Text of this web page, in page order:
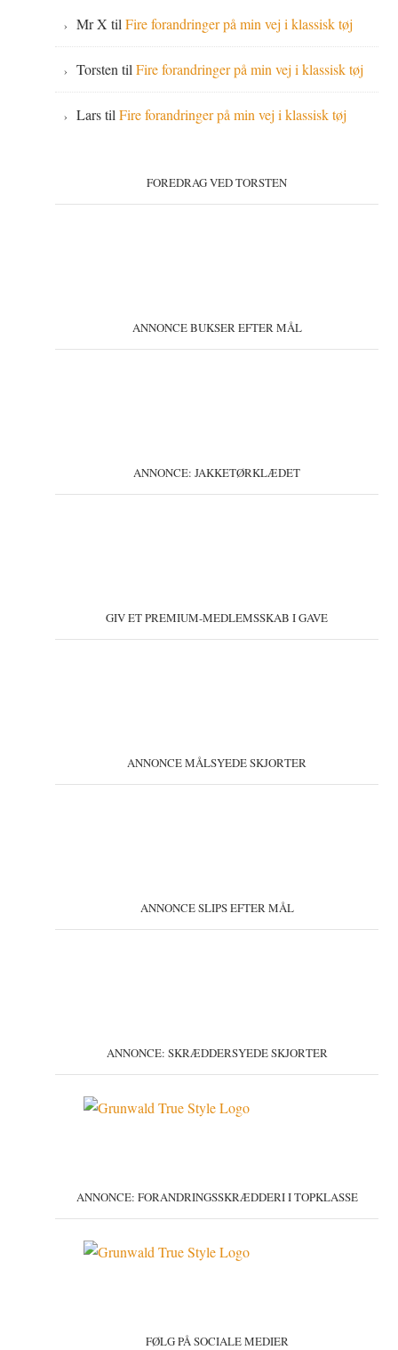
Mr X tilFire forandringer på min vej i klassisk tøj
Torsten tilFire forandringer på min vej i klassisk tøj
LarstilFire forandringer på min vej i klassisk tøj
FOREDRAG VED TORSTEN
ANNONCE BUKSER EFTER MÅL
ANNONCE: JAKKETØRKLÆDET
GIV ET PREMIUM-MEDLEMSSKAB I GAVE
ANNONCE MÅLSYEDE SKJORTER
ANNONCE SLIPS EFTER MÅL
ANNONCE: SKRÆDDERSYEDE SKJORTER
ANNONCE: FORANDRINGSSKRÆDDERI I TOPKLASSE
FØLG PÅ SOCIALE MEDIER